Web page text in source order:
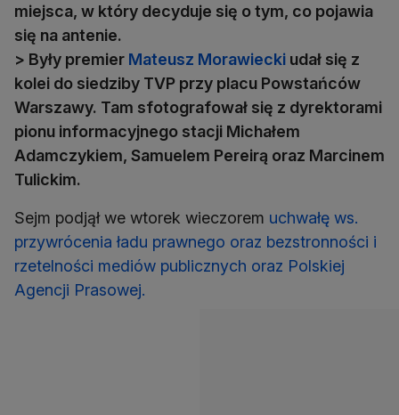
miejsca, w który decyduje się o tym, co pojawia
się na antenie.
> Były premier Mateusz Morawiecki udał się z
kolei do siedziby TVP przy placu Powstańców
Warszawy. Tam sfotografował się z dyrektorami
pionu informacyjnego stacji Michałem
Adamczykiem, Samuelem Pereirą oraz Marcinem
Tulickim.
Sejm podjął we wtorek wieczorem uchwałę ws.
przywrócenia ładu prawnego oraz bezstronności i
rzetelności mediów publicznych oraz Polskiej
Agencji Prasowej.